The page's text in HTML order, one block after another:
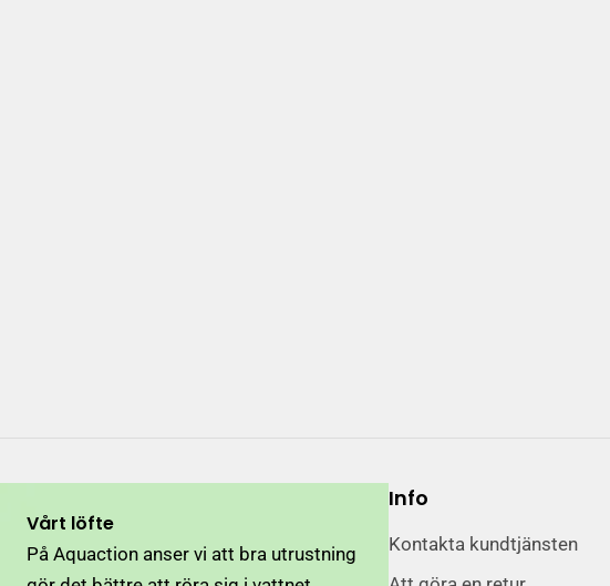
Vårt löfte
På Aquaction anser vi att bra utrustning
Info
Kontakta kundtjänsten